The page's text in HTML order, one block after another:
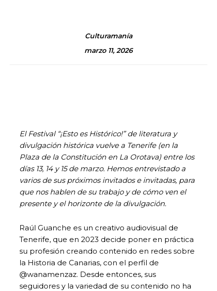
Culturamanía
marzo 11, 2026
El Festival “¡Esto es Histórico!” de literatura y
divulgación histórica vuelve a Tenerife (en la
Plaza de la Constitución en La Orotava) entre los
días 13, 14 y 15 de marzo. Hemos entrevistado a
varios de sus próximos invitados e invitadas, para
que nos hablen de su trabajo y de cómo ven el
presente y el horizonte de la divulgación.
Raúl Guanche es un creativo audiovisual de
Tenerife, que en 2023 decide poner en práctica
su profesión creando contenido en redes sobre
la Historia de Canarias, con el perfil de
@wanamenzaz. Desde entonces, sus
seguidores y la variedad de su contenido no ha